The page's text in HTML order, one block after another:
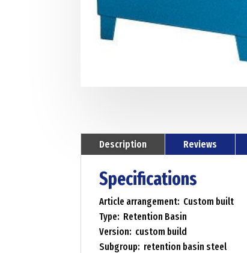
Description Reviews
Specifications
Article arrangement: Custom built
Type: Retention Basin
Version: custom build
Subgroup: retention basin steel